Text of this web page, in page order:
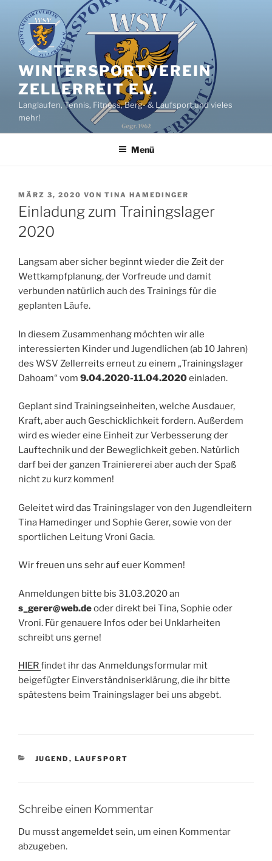
Inhalt
springen
WINTERSPORTVEREIN
ZELLERREIT E.V.
Langlaufen, Tennis, Fitness, Berg- & Laufsport und vieles
mehr!
Menü
VERÖFFENTLICHT
AM
MÄRZ 3, 2020 VON TINA HAMEDINGER
Einladung zum Trainingslager
2020
Langsam aber sicher beginnt wieder die Zeit der
Wettkampfplanung, der Vorfreude und damit
verbunden natürlich auch des Trainings für die
geplanten Läufe.
In diesem Zusammenhang möchten wir alle
interessierten Kinder und Jugendlichen (ab 10 Jahren)
des WSV Zellerreits erneut zu einem „Trainingslager
Dahoam“ vom 9.04.2020-11.04.2020einladen.
Geplant sind Trainingseinheiten, welche Ausdauer,
Kraft, aber auch Geschicklichkeit fordern. Außerdem
wird es wieder eine Einheit zur Verbesserung der
Lauftechnik und der Beweglichkeit geben. Natürlich
darf bei der ganzen Trainiererei aber auch der Spaß
nicht zu kurz kommen!
Geleitet wird das Trainingslager von den Jugendleitern
Tina Hamedinger und Sophie Gerer, sowie von der
sportlichen Leitung Vroni Gacia.
Wir freuen uns sehr auf euer Kommen!
Anmeldungen bitte bis 31.03.2020 an
s_gerer@web.deoder direkt bei Tina, Sophie oder
Vroni. Für genauere Infos oder bei Unklarheiten
schreibt uns gerne!
HIERfindet ihr das Anmeldungsformular mit
beigefügter Einverständniserklärung, die ihr bitte
spätestens beim Trainingslager bei uns abgebt.
KATEGORIEN
JUGEND , LAUFSPORT
Schreibe einen Kommentar
Du musstangemeldetsein, um einen Kommentar
abzugeben.